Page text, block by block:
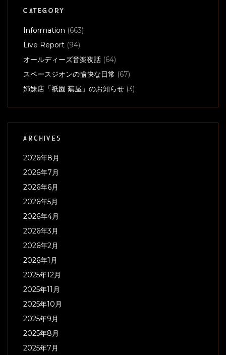
CATEGORY
Information (663)
Live Report (94)
オールディーズ音楽夜話 (64)
スペースジオンの愉快な日常 (67)
姉妹店「祇園 蕪屋」のお知らせ (3)
ARCHIVES
2026年8月
2026年7月
2026年6月
2026年5月
2026年4月
2026年3月
2026年2月
2026年1月
2025年12月
2025年11月
2025年10月
2025年9月
2025年8月
2025年7月